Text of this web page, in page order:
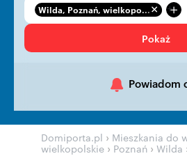
Wilda, Poznań, wielkopo... +
Pokaż
Powiadom
Domiporta.pl › Mieszkania do
wielkopolskie › Poznań › Wilda